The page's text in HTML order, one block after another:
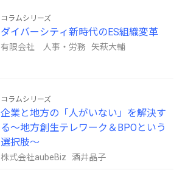
コラムシリーズ
ダイバーシティ新時代のES組織変革
有限会社 人事・労務 矢萩大輔
コラムシリーズ
企業と地方の「人がいない」を解決す
る～地方創生テレワーク＆BPOという
選択肢～
株式会社aubeBiz 酒井晶子